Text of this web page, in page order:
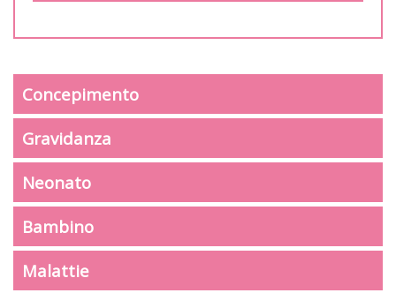
Concepimento
Gravidanza
Neonato
Bambino
Malattie